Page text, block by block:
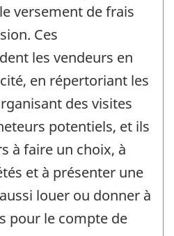
versement de frais
Ces
les vendeurs en
en répertoriant les
des visites
potentiels, et ils
à faire un choix, à
et à présenter une
louer ou donner à
pour le compte de